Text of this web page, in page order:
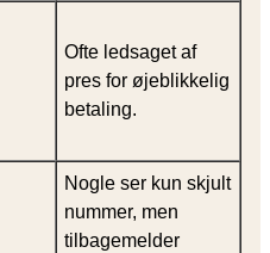
Ofte ledsaget af
pres for øjeblikkelig
betaling.
Nogle ser kun skjult
nummer, men
tilbagemelder